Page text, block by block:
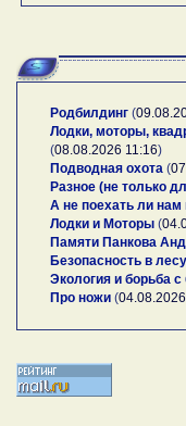
Родбилдинг (
Лодки, моторы,
(08.08.2026 11:16)
Подводная охота (
Разное (не только
А не поехать ли нам
Лодки и Моторы (
Памяти Панкова
Безопасность в
Экология и борьба
Про ножи (